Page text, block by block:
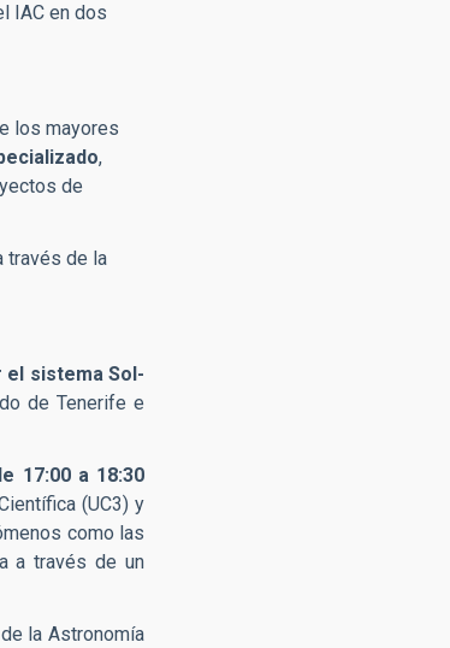
IAC en dos
los mayores
,
de
través de la
el sistema Sol-
de Tenerife e
17:00 a 18:30
(UC3) y
como las
a través de un
la Astronomía